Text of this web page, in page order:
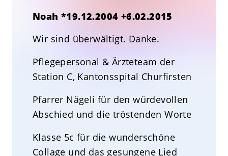
Noah *19.12.2004 +6.02.2015
Wir sind überwältigt. Danke.
Pflegepersonal & Ärzteteam der
Station C, Kantonsspital Churfirsten
Pfarrer Nägeli für den würdevollen
Abschied und die tröstenden Worte
Klasse 5c für die wunderschöne
Collage und das gesungene Lied